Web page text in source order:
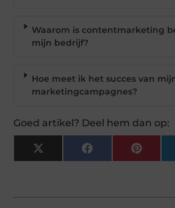
Waarom is contentmarketing
mijn bedrijf?
Hoe meet ik het succes van
marketingcampagnes?
Goed artikel? Deel hem dan op:
X
(Twitter)
Facebook